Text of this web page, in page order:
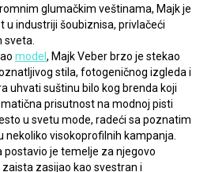
glumačkim veštinama, Majk je
u industriji šoubiznisa, privlačeći
model , Majk Veber brzo je stekao
stila, fotogeničnog izgleda i
uhvati suštinu bilo kog brenda koji
prisutnost na modnoj pisti
u svetu mode, radeći sa poznatim
nekoliko visokoprofilnih kampanja.
postavio je temelje za njegovo
zasijao kao svestran i